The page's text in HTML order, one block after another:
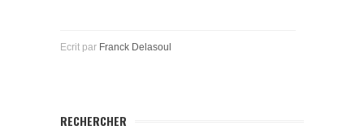
Ecrit par Franck Delasoul
RECHERCHER